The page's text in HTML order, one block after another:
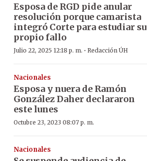
Esposa de RGD pide anular
resolución porque camarista
integró Corte para estudiar su
propio fallo
Julio 22, 2025 12:18 p. m. · Redacción ÚH
Nacionales
Esposa y nuera de Ramón
González Daher declararon
este lunes
Octubre 23, 2023 08:07 p. m.
Nacionales